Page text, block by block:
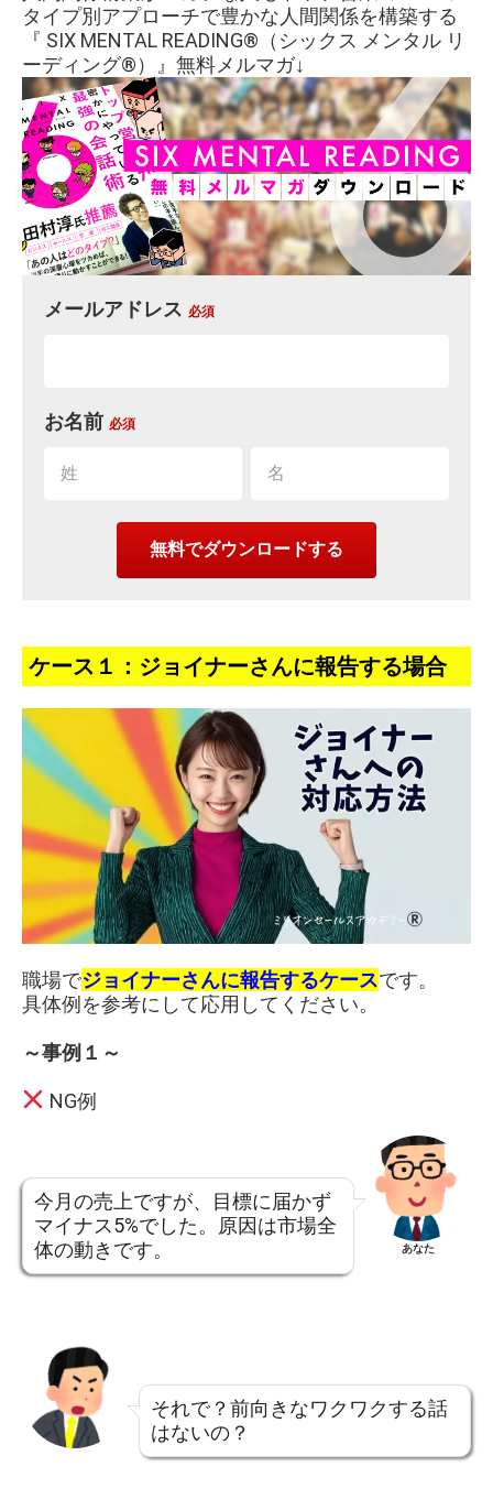
タイプ別アプローチで豊かな人間関係を構築する
『 SIX MENTAL READING®︎（シックス メンタル リ
ーディング®︎）』無料メルマガ↓
メールアドレス 必須
お名前 必須
ケース１：ジョイナーさんに報告する場合
職場でジョイナーさんに報告するケースです。
具体例を参考にして応用してください。
～事例１～
NG例
今月の売上ですが、目標に届かず
マイナス5%でした。原因は市場全
体の動きです。
あなた
それで？前向きなワクワクする話
はないの？